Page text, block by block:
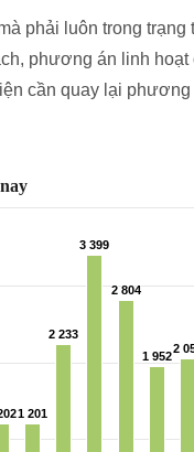
phải luôn trong trạng
phương án linh hoạt
cần quay lại